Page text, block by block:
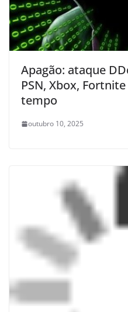
Apagão: ataque
PSN, Xbox,
tempo
outubro 10, 2025